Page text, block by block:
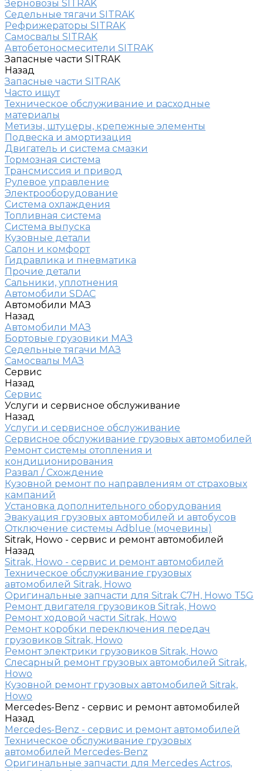
Зерновозы SITRAK
Седельные тягачи SITRAK
Рефрижераторы SITRAK
Самосвалы SITRAK
Автобетоносмесители SITRAK
Запасные части SITRAK
Назад
Запасные части SITRAK
Часто ищут
Техническое обслуживание и расходные
материалы
Метизы, штуцеры, крепежные элементы
Подвеска и амортизация
Двигатель и система смазки
Тормозная система
Трансмиссия и привод
Рулевое управление
Электрооборудование
Система охлаждения
Топливная система
Система выпуска
Кузовные детали
Салон и комфорт
Гидравлика и пневматика
Прочие детали
Сальники, уплотнения
Автомобили SDAC
Автомобили МАЗ
Назад
Автомобили МАЗ
Бортовые грузовики МАЗ
Седельные тягачи МАЗ
Самосвалы МАЗ
Сервис
Назад
Сервис
Услуги и сервисное обслуживание
Назад
Услуги и сервисное обслуживание
Сервисное обслуживание грузовых автомобилей
Ремонт системы отопления и
кондиционирования
Развал / Схождение
Кузовной ремонт по направлениям от страховых
кампаний
Установка дополнительного оборудования
Эвакуация грузовых автомобилей и автобусов
Отключение системы Adblue (мочевины)
Sitrak, Howo - сервис и ремонт автомобилей
Назад
Sitrak, Howo - сервис и ремонт автомобилей
Техническое обслуживание грузовых
автомобилей Sitrak, Howo
Оригинальные запчасти для Sitrak C7H, Howo T5G
Ремонт двигателя грузовиков Sitrak, Howo
Ремонт ходовой части Sitrak, Howo
Ремонт коробки переключения передач
грузовиков Sitrak, Howo
Ремонт электрики грузовиков Sitrak, Howo
Слесарный ремонт грузовых автомобилей Sitrak,
Howo
Кузовной ремонт грузовых автомобилей Sitrak,
Howo
Mercedes-Benz - сервис и ремонт автомобилей
Назад
Mercedes-Benz - сервис и ремонт автомобилей
Техническое обслуживание грузовых
автомобилей Mercedes-Benz
Оригинальные запчасти для Mercedes Actros,